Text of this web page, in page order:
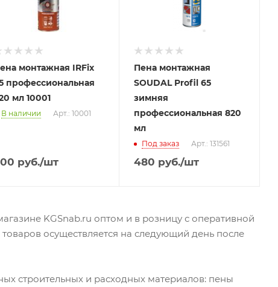
монтажная IRFix
профессиональная
мл 10001
В наличии Арт.: 10001
руб./шт
Пена монтажная
SOUDAL Profil 65
зимняя
профессиональная 820
мл
Под заказ Арт.: 131561
480 руб./шт
KGSnab.ru оптом и в розницу с оперативной
осуществляется на следующий день после
строительных и расходных материалов: пены